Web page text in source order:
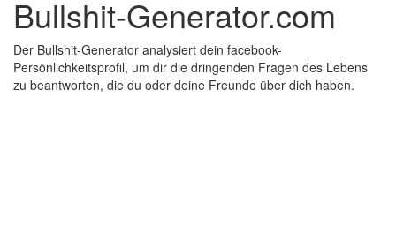
Bullshit-Generator.com
Der Bullshit-Generator analysiert dein facebook-
Persönlichkeitsprofil, um dir die dringenden Fragen des Lebens
zu beantworten, die du oder deine Freunde über dich haben.